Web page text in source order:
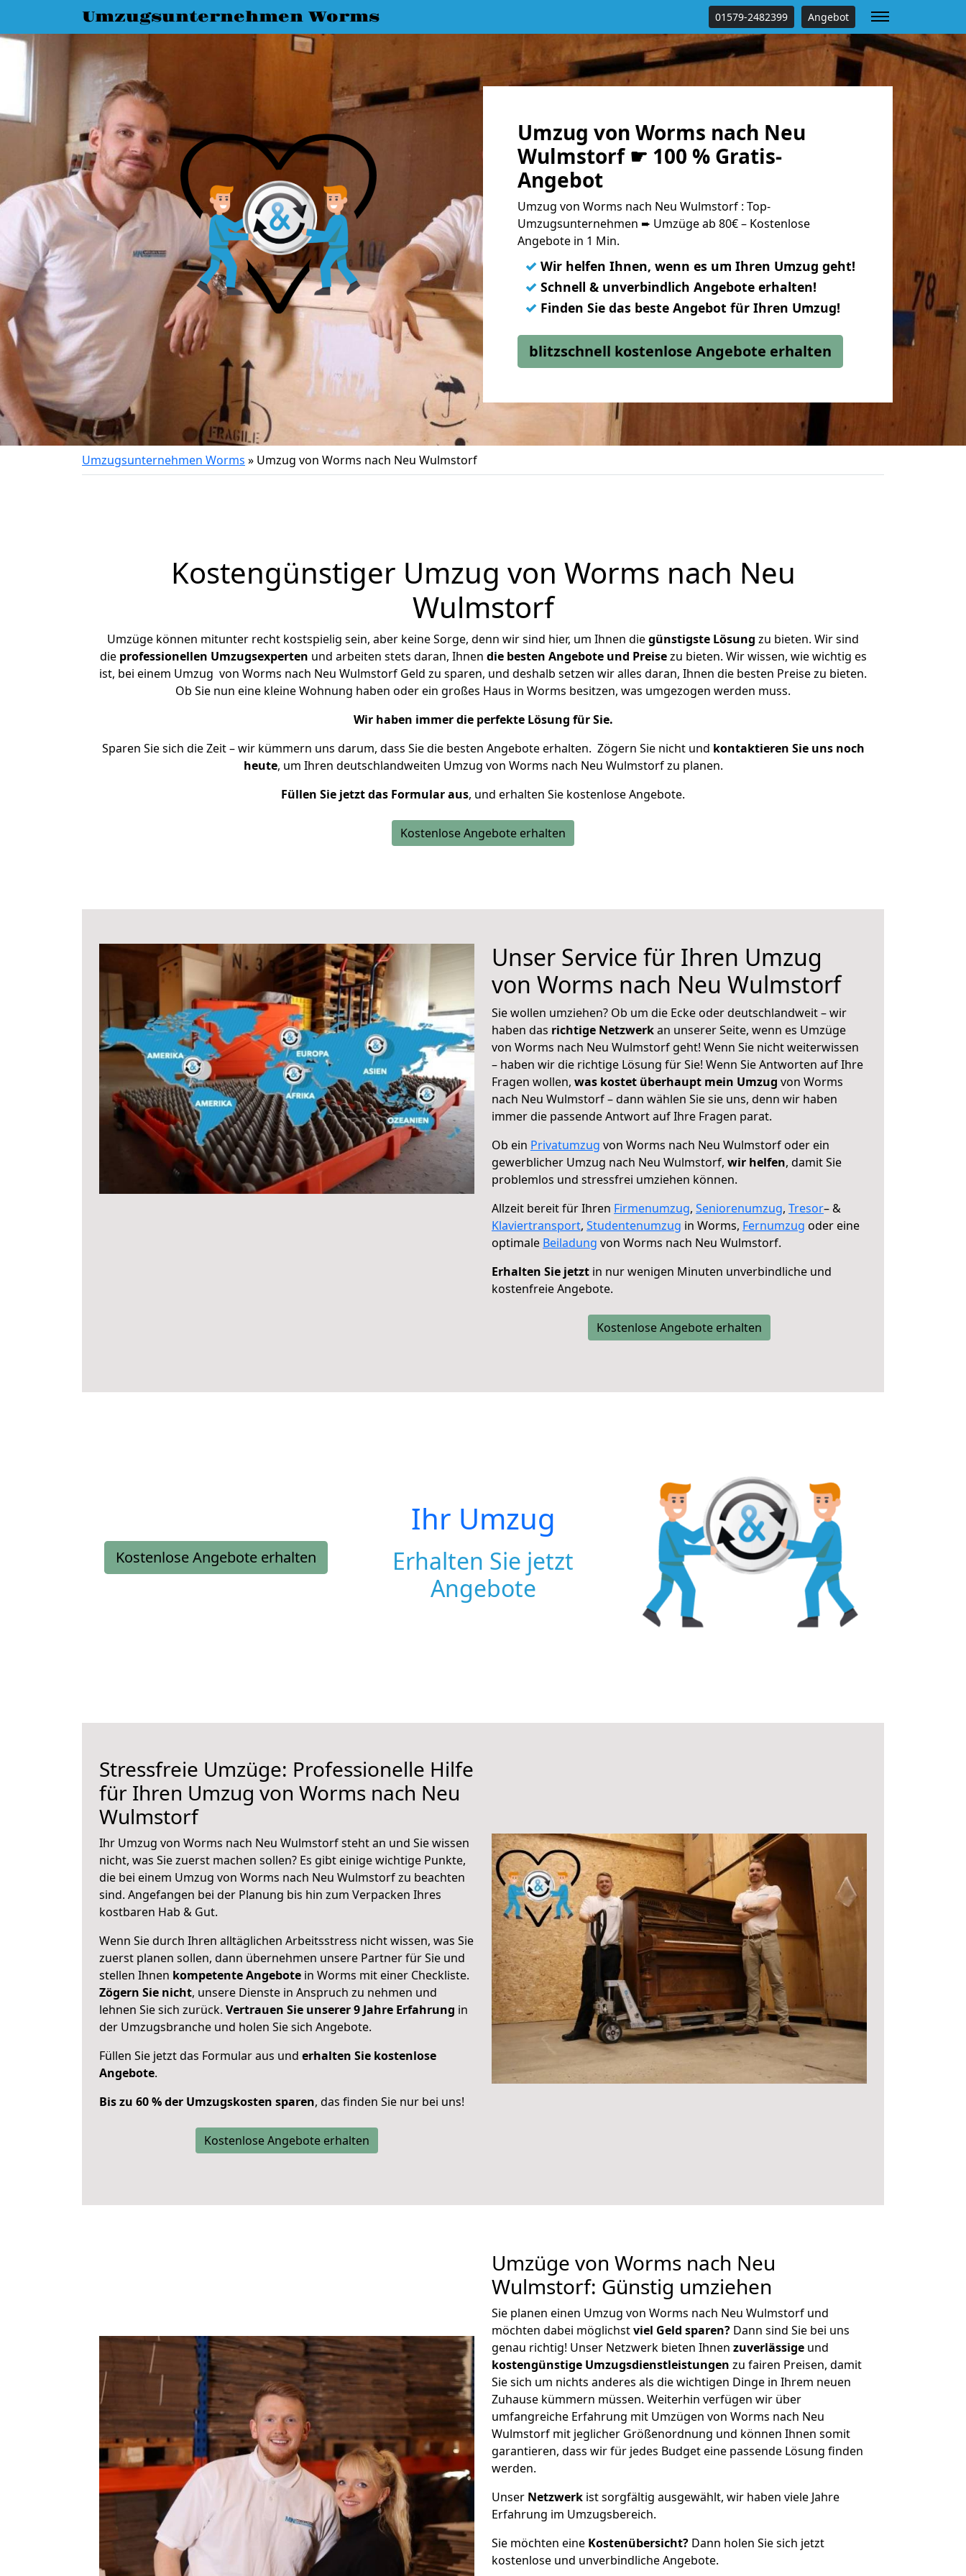
Umzugsunternehmen Worms 01579-2482399 Angebot
Umzug von Worms nach Neu
Wulmstorf ☛ 100 % Gratis-
Angebot
Umzug von Worms nach Neu Wulmstorf : Top-
Umzugsunternehmen ➨ Umzüge ab 80€ – Kostenlose
Angebote in 1 Min.
✓ Wir helfen Ihnen, wenn es um Ihren Umzug geht!
✓ Schnell & unverbindlich Angebote erhalten!
✓ Finden Sie das beste Angebot für Ihren Umzug!
blitzschnell kostenlose Angebote erhalten
Umzugsunternehmen Worms » Umzug von Worms nach Neu Wulmstorf
Kostengünstiger Umzug von Worms nach Neu
Wulmstorf
Umzüge können mitunter recht kostspielig sein, aber keine Sorge, denn wir sind hier, um Ihnen diegünstigste Lösung zu bieten. Wir sind
die professionellen Umzugsexperten und arbeiten stets daran, Ihnen die besten Angebote und Preisezu bieten. Wir wissen, wie wichtig es
ist, bei einem Umzug von Worms nach Neu Wulmstorf Geld zu sparen, und deshalb setzen wir alles daran, Ihnen die besten Preise zu bieten.
Ob Sie nun eine kleine Wohnung haben oder ein großes Haus in Worms besitzen, was umgezogen werden muss.
Wir haben immer die perfekte Lösung für Sie.
Sparen Sie sich die Zeit – wir kümmern uns darum, dass Sie die besten Angebote erhalten. Zögern Sie nicht und kontaktieren Sie uns noch
heute, um Ihren deutschlandweiten Umzug von Worms nach Neu Wulmstorf zu planen.
Füllen Sie jetzt das Formular aus, und erhalten Sie kostenlose Angebote.
Kostenlose Angebote erhalten
Unser Service für Ihren Umzug
von Worms nach Neu Wulmstorf
Sie wollen umziehen? Ob um die Ecke oder deutschlandweit – wir
haben das richtige Netzwerkan unserer Seite, wenn es Umzüge
von Worms nach Neu Wulmstorf geht! Wenn Sie nicht weiterwissen
– haben wir die richtige Lösung für Sie! Wenn Sie Antworten auf Ihre
Fragen wollen, was kostet überhaupt mein Umzug von Worms
nach Neu Wulmstorf – dann wählen Sie sie uns, denn wir haben
immer die passende Antwort auf Ihre Fragen parat.
Ob ein Privatumzug von Worms nach Neu Wulmstorf oder ein
gewerblicher Umzug nach Neu Wulmstorf, wir helfen, damit Sie
problemlos und stressfrei umziehen können.
Allzeit bereit für Ihren Firmenumzug, Seniorenumzug, Tresor– &
Klaviertransport, Studentenumzug in Worms, Fernumzug oder eine
optimale Beiladung von Worms nach Neu Wulmstorf.
Erhalten Sie jetzt in nur wenigen Minuten unverbindliche und
kostenfreie Angebote.
Kostenlose Angebote erhalten
Kostenlose Angebote erhalten
Ihr Umzug
Erhalten Sie jetzt
Angebote
Stressfreie Umzüge: Professionelle Hilfe
für Ihren Umzug von Worms nach Neu
Wulmstorf
Ihr Umzug von Worms nach Neu Wulmstorf steht an und Sie wissen
nicht, was Sie zuerst machen sollen? Es gibt einige wichtige Punkte,
die bei einem Umzug von Worms nach Neu Wulmstorf zu beachten
sind. Angefangen bei der Planung bis hin zum Verpacken Ihres
kostbaren Hab & Gut.
Wenn Sie durch Ihren alltäglichen Arbeitsstress nicht wissen, was Sie
zuerst planen sollen, dann übernehmen unsere Partner für Sie und
stellen Ihnen kompetente Angebote in Worms mit einer Checkliste.
Zögern Sie nicht, unsere Dienste in Anspruch zu nehmen und
lehnen Sie sich zurück. Vertrauen Sie unserer 9 Jahre Erfahrung in
der Umzugsbranche und holen Sie sich Angebote.
Füllen Sie jetzt das Formular aus und erhalten Sie kostenlose
Angebote.
Bis zu 60 % der Umzugskosten sparen, das finden Sie nur bei uns!
Kostenlose Angebote erhalten
Umzüge von Worms nach Neu
Wulmstorf: Günstig umziehen
Sie planen einen Umzug von Worms nach Neu Wulmstorf und
möchten dabei möglichstviel Geld sparen? Dann sind Sie bei uns
genau richtig! Unser Netzwerk bieten Ihnen zuverlässige und
kostengünstige Umzugsdienstleistungen zu fairen Preisen, damit
Sie sich um nichts anderes als die wichtigen Dinge in Ihrem neuen
Zuhause kümmern müssen. Weiterhin verfügen wir über
umfangreiche Erfahrung mit Umzügen von Worms nach Neu
Wulmstorf mit jeglicher Größenordnung und können Ihnen somit
garantieren, dass wir für jedes Budget eine passende Lösung finden
werden.
Unser Netzwerk ist sorgfältig ausgewählt, wir haben viele Jahre
Erfahrung im Umzugsbereich.
Sie möchten eine Kostenübersicht? Dann holen Sie sich jetzt
kostenlose und unverbindliche Angebote.